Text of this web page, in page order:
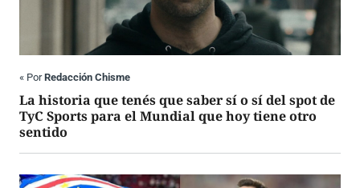
« PorRedacción Chisme
La historia que tenés que saber sí o sí del spot de
TyC Sports para el Mundial que hoy tiene otro
sentido